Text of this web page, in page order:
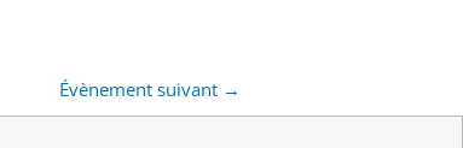
Évènement suivant →